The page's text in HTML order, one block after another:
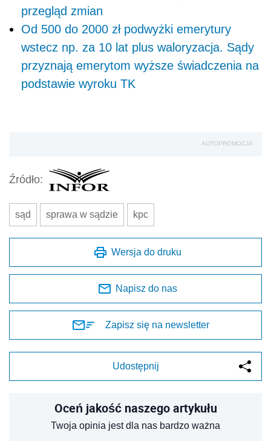
przegląd zmian
Od 500 do 2000 zł podwyżki emerytury
wstecz np. za 10 lat plus waloryzacja. Sądy
przyznają emerytom wyższe świadczenia na
podstawie wyroku TK
AUTOPROMOCJA
Źródło:
sąd sprawa w sądzie kpc
Wersja do druku
Napisz do nas
Zapisz się na newsletter
Udostępnij
Oceń jakość naszego artykułu
Twoja opinia jest dla nas bardzo ważna